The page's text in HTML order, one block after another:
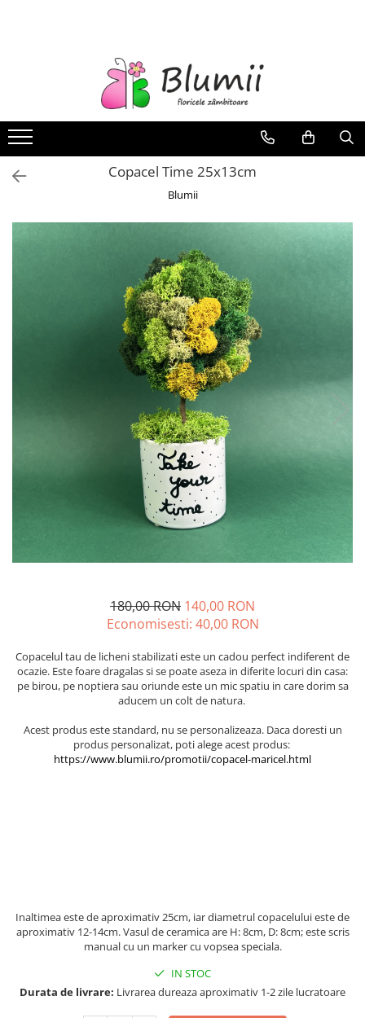
FLORI NATURALE
ARANJAMENTE
INAPOI LA SCOALA
FLORI CRIOGENATE
STATUI
Copacel Time 25x13cm
Blumii
180,00 RON 140,00 RON
Economisesti: 40,00 RON
Copacelul tau de licheni stabilizati este un cadou perfect indiferent de
ocazie. Este foare dragalas si se poate aseza in diferite locuri din casa:
pe birou, pe noptiera sau oriunde este un mic spatiu in care dorim sa
aducem un colt de natura.
Acest produs este standard, nu se personalizeaza. Daca doresti un
produs personalizat, poti alege acest produs: ​
https://www.blumii.ro/promotii/copacel-maricel.html
Inaltimea este de aproximativ 25cm, iar diametrul copacelului este de
aproximativ 12-14cm. Vasul de ceramica are H: 8cm, D: 8cm; este scris
manual cu un marker cu vopsea speciala.
IN STOC
Durata de livrare: Livrarea dureaza aproximativ 1-2 zile lucratoare